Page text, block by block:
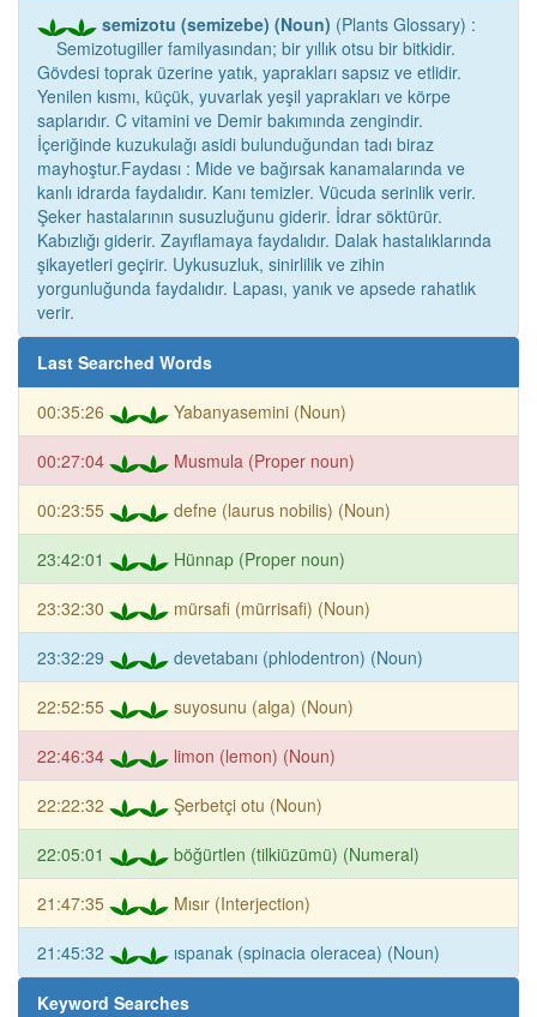
semizotu (semizebe) (Noun) (Plants Glossary) :
Semizotugiller familyasından; bir yıllık otsu bir bitkidir.
Gövdesi toprak üzerine yatık, yaprakları sapsız ve etlidir.
Yenilen kısmı, küçük, yuvarlak yeşil yaprakları ve körpe
saplarıdır. C vitamini ve Demir bakımında zengindir.
İçeriğinde kuzukulağı asidi bulunduğundan tadı biraz
mayhoştur.Faydası : Mide ve bağırsak kanamalarında ve
kanlı idrarda faydalıdır. Kanı temizler. Vücuda serinlik verir.
Şeker hastalarının susuzluğunu giderir. İdrar söktürür.
Kabızlığı giderir. Zayıflamaya faydalıdır. Dalak hastalıklarında
şikayetleri geçirir. Uykusuzluk, sinirlilik ve zihin
yorgunluğunda faydalıdır. Lapası, yanık ve apsede rahatlık
verir.
Last Searched Words
00:35:26 Yabanyasemini (Noun)
00:27:04 Musmula (Proper noun)
00:23:55 defne (laurus nobilis) (Noun)
23:42:01 Hünnap (Proper noun)
23:32:30 mürsafi (mürrisafi) (Noun)
23:32:29 devetabanı (phlodentron) (Noun)
22:52:55 suyosunu (alga) (Noun)
22:46:34 limon (lemon) (Noun)
22:22:32 Şerbetçi otu (Noun)
22:05:01 böğürtlen (tilkiüzümü) (Numeral)
21:47:35 Mısır (Interjection)
21:45:32 ıspanak (spinacia oleracea) (Noun)
Keyword Searches